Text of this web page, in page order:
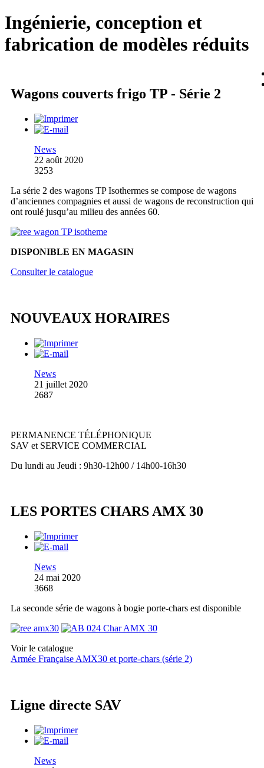
Ingénierie, conception et
fabrication de modèles réduits
Wagons couverts frigo TP - Série 2
News
22 août 2020
3253
La série 2 des wagons TP Isothermes se compose de wagons
d’anciennes compagnies et aussi de wagons de reconstruction qui
ont roulé jusqu’au milieu des années 60.
DISPONIBLE EN MAGASIN
Consulter le catalogue
NOUVEAUX HORAIRES
News
21 juillet 2020
2687
PERMANENCE TÉLÉPHONIQUE
SAV et SERVICE COMMERCIAL
Du lundi au Jeudi : 9h30-12h00 / 14h00-16h30
LES PORTES CHARS AMX 30
News
24 mai 2020
3668
La seconde série de wagons à bogie porte-chars est disponible
Voir le catalogue
Armée Française AMX30 et porte-chars (série 2)
Ligne directe SAV
News